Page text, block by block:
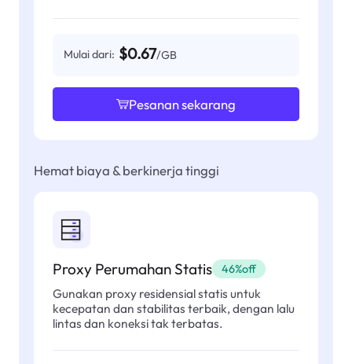
Mulai dari: $0.67/GB
Pesanan sekarang
Hemat biaya & berkinerja tinggi
Proxy Perumahan Statis 46%off
Gunakan proxy residensial statis untuk
kecepatan dan stabilitas terbaik, dengan lalu
lintas dan koneksi tak terbatas.